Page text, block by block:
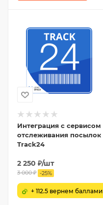
Интеграция с сервисом
отслеживания посылок
Track24
2 250 ₽/шт
3 000₽ -25%
+ 112.5 вернем баллами